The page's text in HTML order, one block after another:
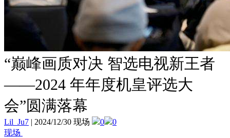
“巅峰画质对决 智选电视新王者
——2024 年年度机皇评选大
会”圆满落幕
Lil_Ju7 | 2024/12/30 现场 0
0
现场